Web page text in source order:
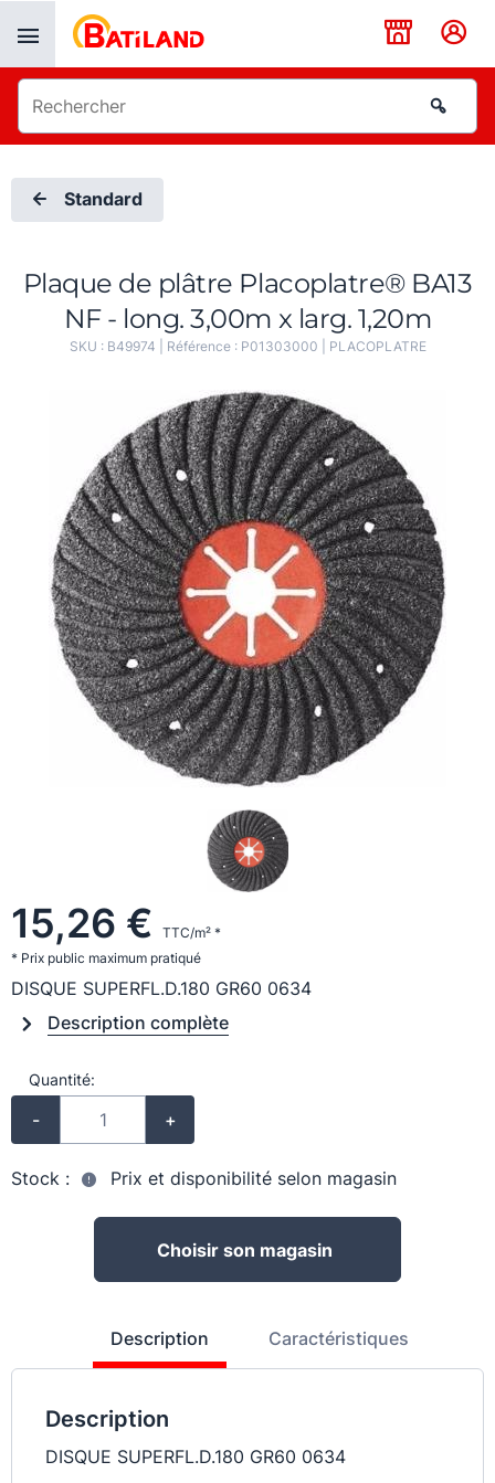
Standard
Plaque de plâtre Placoplatre® BA13
NF - long. 3,00m x larg. 1,20m
SKU : B49974 | Référence : P01303000 PLACOPLATRE
15,26 €
TTC/m² *
* Prix public maximum pratiqué
DISQUE SUPERFL.D.180 GR60 0634
Description complète
Quantité:
- +
Stock : Prix et disponibilité selon magasin
Choisir son magasin
Description Caractéristiques
Description
DISQUE SUPERFL.D.180 GR60 0634
Panneau de gestion des cookies